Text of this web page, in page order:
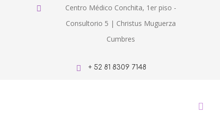
Centro Médico Conchita, 1er piso -
Consultorio 5 | Christus Muguerza
Cumbres
+ 52 81 8309 7148